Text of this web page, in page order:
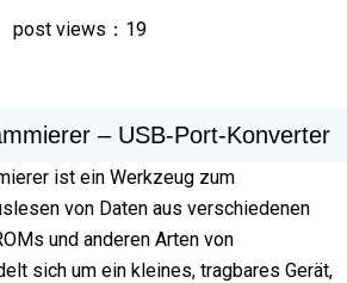
post views：19
– USB-Port-Konverter
ist ein Werkzeug zum
von Daten aus verschiedenen
und anderen Arten von
sich um ein kleines, tragbares Gerät,